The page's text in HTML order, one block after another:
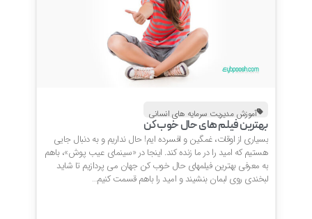
آموزش مدیریت سرمایه های انسانی
بهترین فیلم های حال خوب کن
بسیاری از اوقات، غمگین و افسرده ایم! حال نداریم و به دنبال جایی
هستیم که امید را در ما زنده کند. اینجا در «سینمای عیب پوش»، باهم
به معرفی بهترین فیلمهای حال خوب کن جهان می پردازیم تا شاید
لبخندی روی لبمان بنشیند و امید را باهم قسمت کنیم…